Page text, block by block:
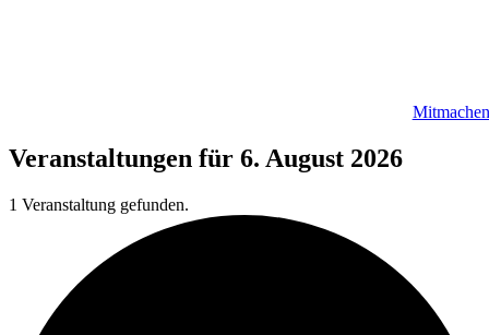
Mitmachen
Veranstaltungen für 6. August 2026
1 Veranstaltung gefunden.